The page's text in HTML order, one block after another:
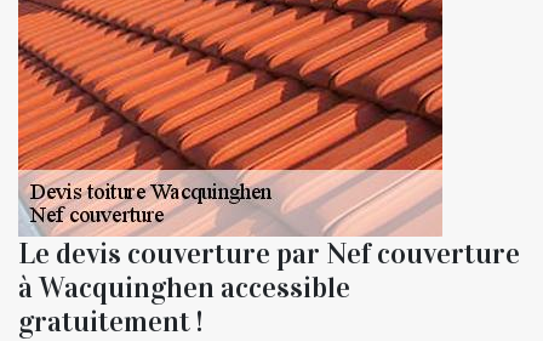
Le devis couverture par Nef couverture
à Wacquinghen accessible
gratuitement !